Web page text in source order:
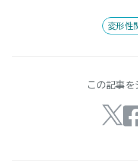
変形性
この記事を